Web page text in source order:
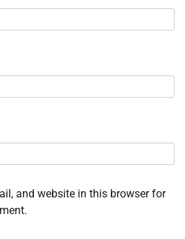
and website in this browser for